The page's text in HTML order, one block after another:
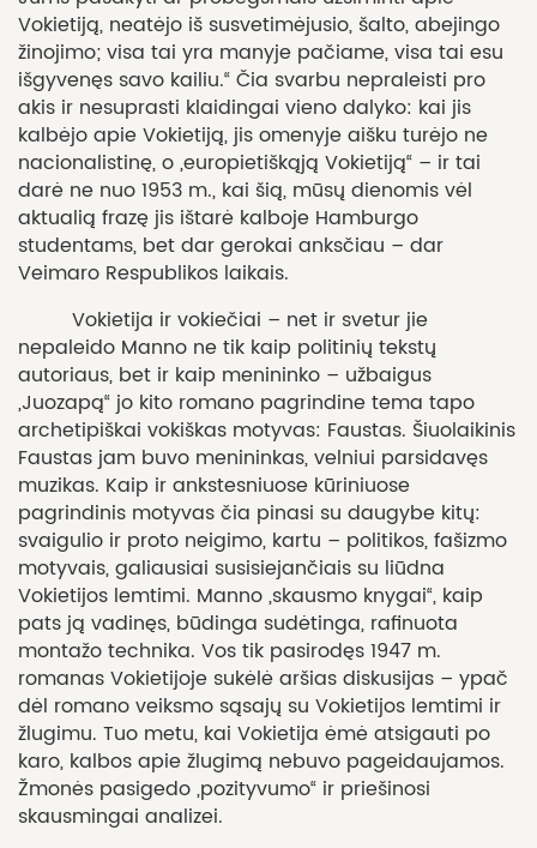
Vokietiją, neatėjo iš susvetimėjusio, šalto, abejingo
žinojimo; visa tai yra manyje pačiame, visa tai esu
išgyvenęs savo kailiu.“ Čia svarbu nepraleisti pro
akis ir nesuprasti klaidingai vieno dalyko: kai jis
kalbėjo apie Vokietiją, jis omenyje aišku turėjo ne
nacionalistinę, o „europietiškąją Vokietiją“ – ir tai
darė ne nuo 1953 m., kai šią, mūsų dienomis vėl
aktualią frazę jis ištarė kalboje Hamburgo
studentams, bet dar gerokai anksčiau – dar
Veimaro Respublikos laikais.
Vokietija ir vokiečiai – net ir svetur jie
nepaleido Manno ne tik kaip politinių tekstų
autoriaus, bet ir kaip menininko – užbaigus
„Juozapą“ jo kito romano pagrindine tema tapo
archetipiškai vokiškas motyvas: Faustas. Šiuolaikinis
Faustas jam buvo menininkas, velniui parsidavęs
muzikas. Kaip ir ankstesniuose kūriniuose
pagrindinis motyvas čia pinasi su daugybe kitų:
svaigulio ir proto neigimo, kartu – politikos, fašizmo
motyvais, galiausiai susisiejančiais su liūdna
Vokietijos lemtimi. Manno „skausmo knygai“, kaip
pats ją vadinęs, būdinga sudėtinga, rafinuota
montažo technika. Vos tik pasirodęs 1947 m.
romanas Vokietijoje sukėlė aršias diskusijas – ypač
dėl romano veiksmo sąsajų su Vokietijos lemtimi ir
žlugimu. Tuo metu, kai Vokietija ėmė atsigauti po
karo, kalbos apie žlugimą nebuvo pageidaujamos.
Žmonės pasigedo „pozityvumo“ ir priešinosi
skausmingai analizei.